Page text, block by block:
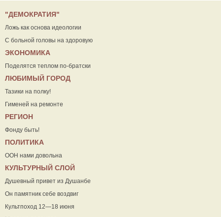
"ДЕМОКРАТИЯ"
Ложь как основа идеологии
С больной головы на здоровую
ЭКОНОМИКА
Поделятся теплом по-братски
ЛЮБИМЫЙ ГОРОД
Тазики на полку!
Гименей на ремонте
РЕГИОН
Фонду быть!
ПОЛИТИКА
ООН нами довольна
КУЛЬТУРНЫЙ СЛОЙ
Душевный привет из Душанбе
Он памятник себе воздвиг
Культпоход 12—18 июня